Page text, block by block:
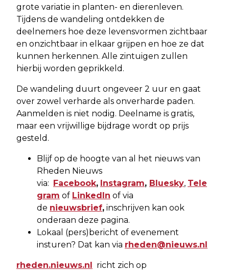
grote variatie in planten- en dierenleven.
Tijdens de wandeling ontdekken de
deelnemers hoe deze levensvormen zichtbaar
en onzichtbaar in elkaar grijpen en hoe ze dat
kunnen herkennen. Alle zintuigen zullen
hierbij worden geprikkeld.
De wandeling duurt ongeveer 2 uur en gaat
over zowel verharde als onverharde paden.
Aanmelden is niet nodig. Deelname is gratis,
maar een vrijwillige bijdrage wordt op prijs
gesteld.
Blijf op de hoogte van al het nieuws van
Rheden Nieuws
via: Facebook, Instagram, Bluesky, Tele
gram of LinkedIn of via
de nieuwsbrief, inschrijven kan ook
onderaan deze pagina.
Lokaal (pers)bericht of evenement
insturen? Dat kan via rheden@nieuws.nl
rheden.nieuws.nl richt zich op